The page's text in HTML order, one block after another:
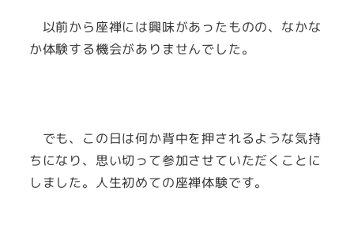
以前から座禅には興味があったものの、なかな
か体験する機会がありませんでした。
でも、この日は何か背中を押されるような気持
ちになり、思い切って参加させていただくことに
しました。人生初めての座禅体験です。